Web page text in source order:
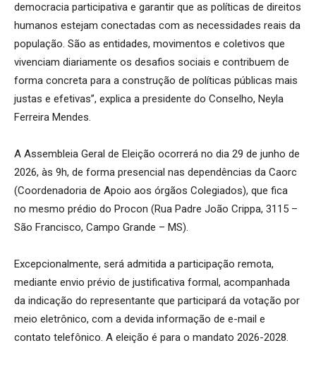
democracia participativa e garantir que as políticas de direitos
humanos estejam conectadas com as necessidades reais da
população. São as entidades, movimentos e coletivos que
vivenciam diariamente os desafios sociais e contribuem de
forma concreta para a construção de políticas públicas mais
justas e efetivas”, explica a presidente do Conselho, Neyla
Ferreira Mendes.
A Assembleia Geral de Eleição ocorrerá no dia 29 de junho de
2026, às 9h, de forma presencial nas dependências da Caorc
(Coordenadoria de Apoio aos órgãos Colegiados), que fica
no mesmo prédio do Procon (Rua Padre João Crippa, 3115 –
São Francisco, Campo Grande – MS).
Excepcionalmente, será admitida a participação remota,
mediante envio prévio de justificativa formal, acompanhada
da indicação do representante que participará da votação por
meio eletrônico, com a devida informação de e-mail e
contato telefônico. A eleição é para o mandato 2026-2028.